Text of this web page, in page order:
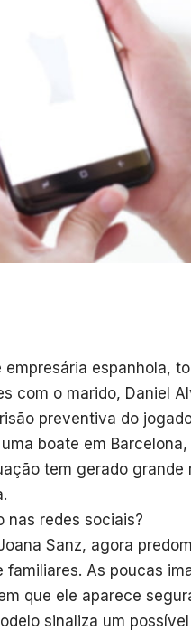
empresária espanhola,
com o marido, Daniel
preventiva do
boate em
tem gerado
nas redes sociais?
Sanz, agora
familiares. As poucas
que ele aparece
sinaliza um